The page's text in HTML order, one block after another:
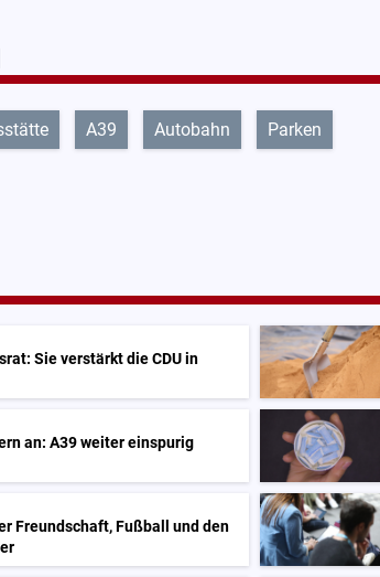
A39 Autobahn Parken
Sie verstärkt die CDU in
an: A39 weiter einspurig
Freundschaft, Fußball und den